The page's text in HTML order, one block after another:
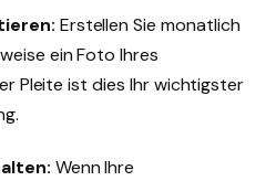
Erstellen Sie monatlich
ein Foto Ihres
Pleite ist dies Ihr wichtigster
Wenn Ihre